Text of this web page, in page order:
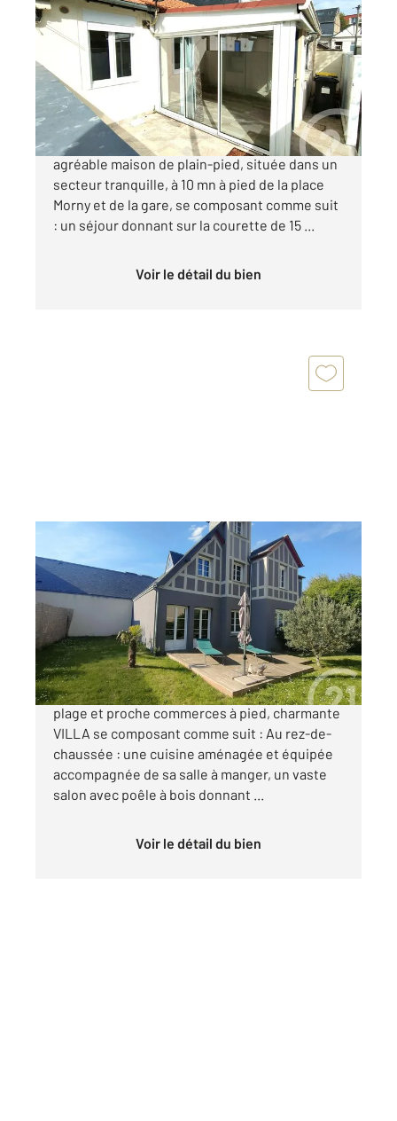
37 m2, 2 pièces
Ref : 5310
Maison à vendre
213 000 €
CENTURY 21 DEAUVILLE vous propose cette
agréable maison de plain-pied, située dans un
secteur tranquille, à 10 mn à pied de la place
Morny et de la gare, se composant comme suit
: un séjour donnant sur la courette de 15 ...
Voir le détail du bien
133 m
Ref : 4848
Maison à vendre
895 000 €
DEAUVILLE CENTRE, à quelques pas de la
plage et proche commerces à pied, charmante
VILLA se composant comme suit : Au rez-de-
chaussée : une cuisine aménagée et équipée
accompagnée de sa salle à manger, un vaste
salon avec poêle à bois donnant ...
Voir le détail du bien